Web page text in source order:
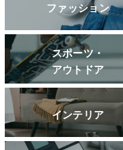
ファッション
スポーツ・
アウトドア
インテリア